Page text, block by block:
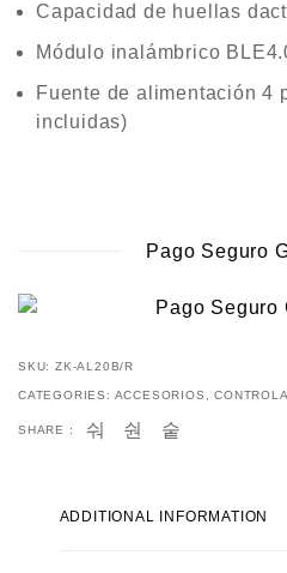
Capacidad de huellas
Módulo inalámbrico
Fuente de alimentación 4
incluidas)
Pago Seguro
SKU: ZK-AL20B/R
CATEGORIES: ACCESORIOS ,
SHARE :
ADDITIONAL INFORMATION